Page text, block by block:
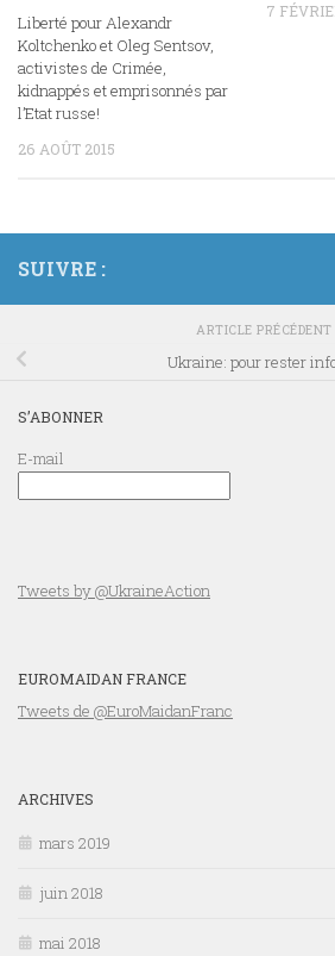
Liberté pour Alexandr
Koltchenko et Oleg Sentsov,
activistes de Crimée,
kidnappés et emprisonnés par
l’Etat russe!
26 AOÛT 2015
7
SUIVRE :
ARTICLE PRÉCÉDENT
Ukraine: pour rester
S’ABONNER
E-mail
Tweets by @UkraineAction
EUROMAIDAN FRANCE
Tweets de @EuroMaidanFranc
ARCHIVES
mars 2019
juin 2018
mai 2018